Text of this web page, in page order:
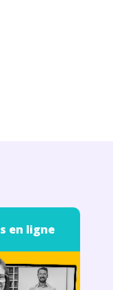
en ligne